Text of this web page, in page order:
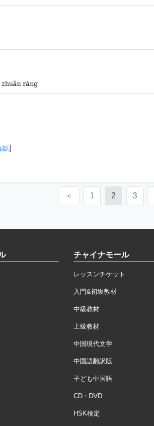
ràng
話]
＜ 1 2 3
チャイナモール
レッスンチケット
入門&初級教材
中級教材
上級教材
中国現代文学
中国語翻訳版
子ども中国語
CD・DVD
HSK検定